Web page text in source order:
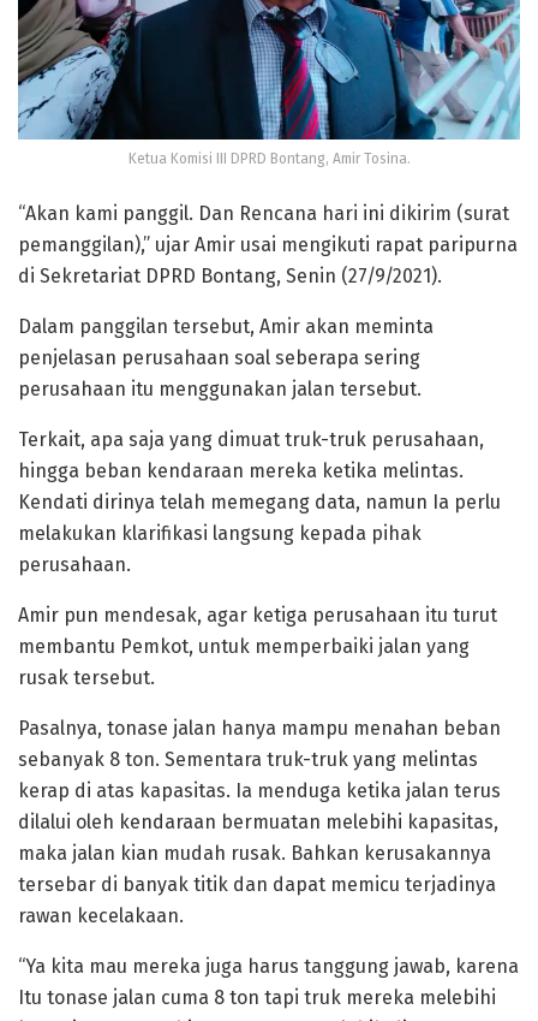
Ketua Komisi III DPRD Bontang, Amir Tosina.
“Akan kami panggil. Dan Rencana hari ini dikirim (surat
pemanggilan),” ujar Amir usai mengikuti rapat paripurna
di Sekretariat DPRD Bontang, Senin (27/9/2021).
Dalam panggilan tersebut, Amir akan meminta
penjelasan perusahaan soal seberapa sering
perusahaan itu menggunakan jalan tersebut.
Terkait, apa saja yang dimuat truk-truk perusahaan,
hingga beban kendaraan mereka ketika melintas.
Kendati dirinya telah memegang data, namun Ia perlu
melakukan klarifikasi langsung kepada pihak
perusahaan.
Amir pun mendesak, agar ketiga perusahaan itu turut
membantu Pemkot, untuk memperbaiki jalan yang
rusak tersebut.
Pasalnya, tonase jalan hanya mampu menahan beban
sebanyak 8 ton. Sementara truk-truk yang melintas
kerap di atas kapasitas. Ia menduga ketika jalan terus
dilalui oleh kendaraan bermuatan melebihi kapasitas,
maka jalan kian mudah rusak. Bahkan kerusakannya
tersebar di banyak titik dan dapat memicu terjadinya
rawan kecelakaan.
“Ya kita mau mereka juga harus tanggung jawab, karena
Itu tonase jalan cuma 8 ton tapi truk mereka melebihi